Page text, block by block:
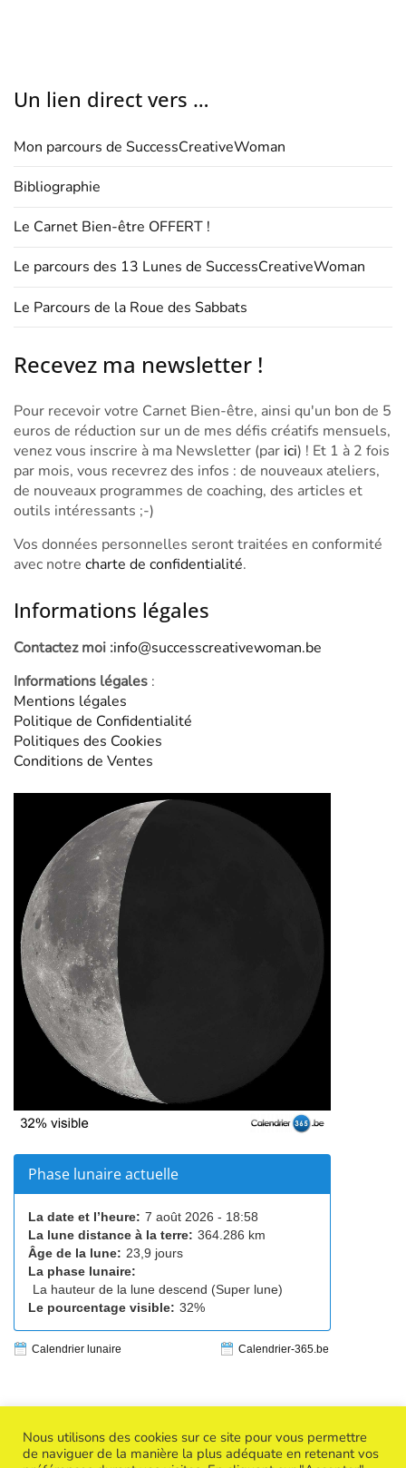
Un lien direct vers …
Mon parcours de SuccessCreativeWoman
Bibliographie
Le Carnet Bien-être OFFERT !
Le parcours des 13 Lunes de SuccessCreativeWoman
Le Parcours de la Roue des Sabbats
Recevez ma newsletter !
Pour recevoir votre Carnet Bien-être, ainsi qu'un bon de 5
euros de réduction sur un de mes défis créatifs mensuels,
venez vous inscrire à ma Newsletter (par ici) ! Et 1 à 2 fois
par mois, vous recevrez des infos : de nouveaux ateliers,
de nouveaux programmes de coaching, des articles et
outils intéressants ;-)
Vos données personnelles seront traitées en conformité
avec notre charte de confidentialité.
Informations légales
Contactez moi :info@successcreativewoman.be
Informations légales :
Mentions légales
Politique de Confidentialité
Politiques des Cookies
Conditions de Ventes
Phase lunaire actuelle
La date et l’heure: 7 août 2026 - 18:58
La lune distance à la terre: 364.286 km
Âge de la lune: 23,9 jours
La phase lunaire:
La hauteur de la lune descend (Super lune)
Le pourcentage visible: 32%
Calendrier lunaire Calendrier-365.be
Nous utilisons des cookies sur ce site pour vous permettre
de naviguer de la manière la plus adéquate en retenant vos